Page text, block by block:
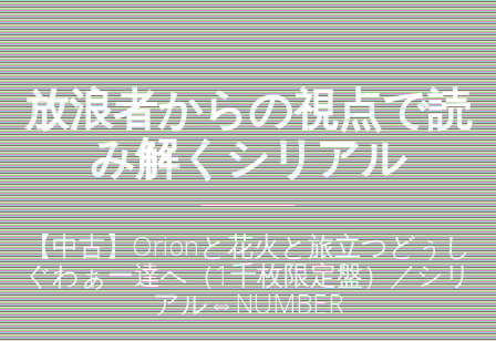
放浪者からの視点で読
み解くシリアル
【中古】Orionと花火と旅立つどぅし
ぐわぁー達へ（1千枚限定盤）／シリ
アル⇔NUMBER